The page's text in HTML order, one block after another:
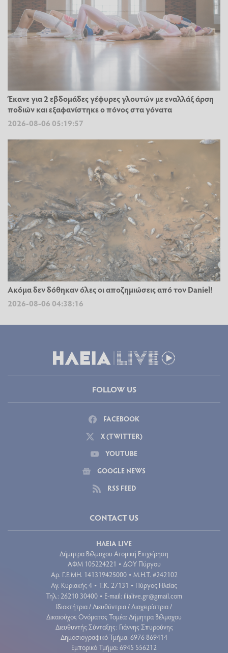
Έκανε για 2 εβδομάδες γέφυρες γλουτών με εναλλάξ άρση
ποδιών και εξαφανίστηκε ο πόνος στα γόνατα
2026-08-06 05:19:57
Ακόμα δεν δόθηκαν όλες οι αποζημιώσεις από τον Daniel!
2026-08-06 04:38:16
FOLLOW US
FACEBOOK
X (TWITTER)
YOUTUBE
GOOGLE NEWS
RSS FEED
CONTACT US
ΗΛΕΙΑ LIVE
Δήμητρα Βέλμαχου Ατομική Επιχείρηση
ΑΦΜ 105224221 • ΔΟΥ Πύργου
Aρ. Γ.Ε.ΜΗ. 141319425000 • Μ.Η.Τ. #242102
Αγ. Κυριακής 4 • Τ.Κ. 27131 • Πύργος Ηλείας
Τηλ.: 26210 30400 • E-mail: ilialive.gr@gmail.com
Ιδιοκτήτρια / Διευθύντρια / Διαχειρίστρια /
Δικαιούχος Ονόματος Τομέα: Δήμητρα Βέλμαχου
Διευθυντής Σύνταξης: Γιάννης Σπυρούνης
Δημοσιογραφικό Τμήμα: 6976 869414
Εμπορικό Τμήμα: 6945 556212